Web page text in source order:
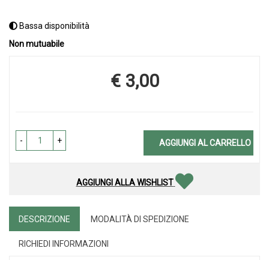
Bassa disponibilità
Non mutuabile
Prezzo
€ 3,00
- + AGGIUNGI AL CARRELLO
AGGIUNGI ALLA WISHLIST
DESCRIZIONE MODALITÀ DI SPEDIZIONE
RICHIEDI INFORMAZIONI